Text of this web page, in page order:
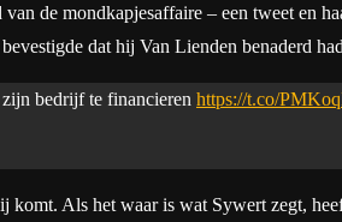
de mondkapjesaffaire – een tweet en
dat hij Van Lienden benaderd
bedrijf te financieren https://t.co/
Als het waar is wat Sywert zegt,